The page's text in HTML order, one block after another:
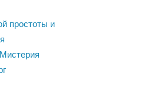
простоты и